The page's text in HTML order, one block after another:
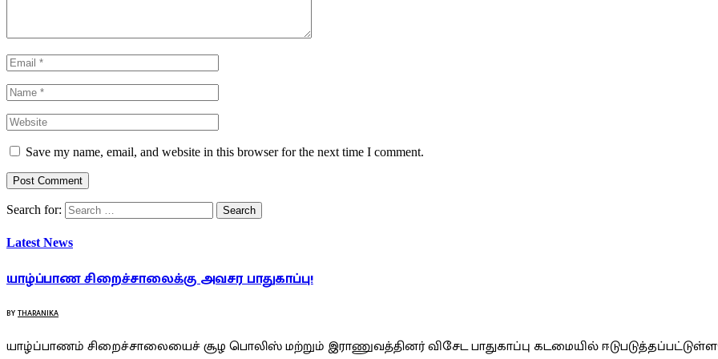
Save my name, email, and website in this browser for the next time I comment.
Search for:
Latest News
யாழ்ப்பாண சிறைச்சாலைக்கு அவசர பாதுகாப்பு!
BYTHARANIKA
யாழ்ப்பாணம் சிறைச்சாலையைச் சூழ பொலிஸ் மற்றும் இராணுவத்தினர் விசேட பாதுகாப்பு கடமையில்